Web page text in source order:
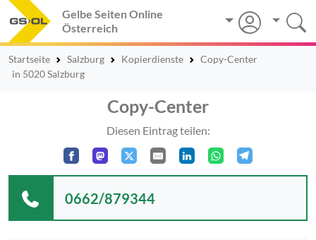
Gelbe Seiten Online
Österreich
Startseite Salzburg Kopierdienste
Copy-Center
in 5020 Salzburg
Copy-Center
Diesen Eintrag teilen:
0662/879344